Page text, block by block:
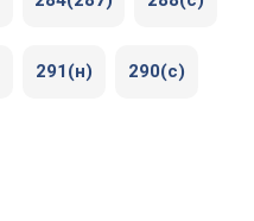
291(н) 290(c)